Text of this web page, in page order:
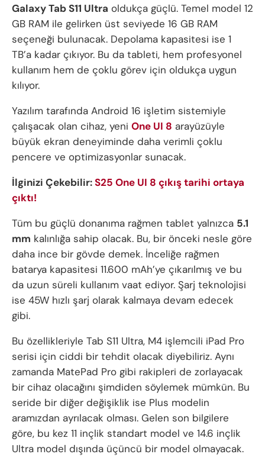
Galaxy Tab S11 Ultra oldukça güçlü. Temel model 12
GB RAM ile gelirken üst seviyede 16 GB RAM
seçeneği bulunacak. Depolama kapasitesi ise 1
TB’a kadar çıkıyor. Bu da tableti, hem profesyonel
kullanım hem de çoklu görev için oldukça uygun
kılıyor.
Yazılım tarafında Android 16 işletim sistemiyle
çalışacak olan cihaz, yeni One UI 8 arayüzüyle
büyük ekran deneyiminde daha verimli çoklu
pencere ve optimizasyonlar sunacak.
İlginizi Çekebilir:S25 One UI 8 çıkış tarihi ortaya
çıktı!
Tüm bu güçlü donanıma rağmen tablet yalnızca 5.1
mm kalınlığa sahip olacak. Bu, bir önceki nesle göre
daha ince bir gövde demek. İnceliğe rağmen
batarya kapasitesi 11.600 mAh’ye çıkarılmış ve bu
da uzun süreli kullanım vaat ediyor. Şarj teknolojisi
ise 45W hızlı şarj olarak kalmaya devam edecek
gibi.
Bu özellikleriyle Tab S11 Ultra, M4 işlemcili iPad Pro
serisi için ciddi bir tehdit olacak diyebiliriz. Aynı
zamanda MatePad Pro gibi rakipleri de zorlayacak
bir cihaz olacağını şimdiden söylemek mümkün. Bu
seride bir diğer değişiklik ise Plus modelin
aramızdan ayrılacak olması. Gelen son bilgilere
göre, bu kez 11 inçlik standart model ve 14.6 inçlik
Ultra model dışında üçüncü bir model olmayacak.